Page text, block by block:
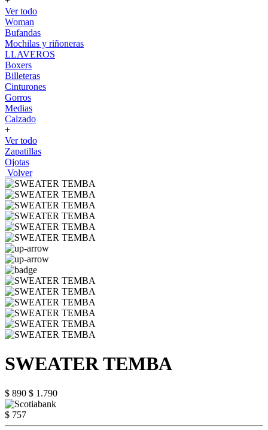
Ver todo
Woman
Bufandas
Mochilas y riñoneras
LLAVEROS
Boxers
Billeteras
Cinturones
Gorros
Medias
Calzado
+
Ver todo
Zapatillas
Ojotas
Volver
SWEATER TEMBA
$ 890 $ 1.790
$ 757